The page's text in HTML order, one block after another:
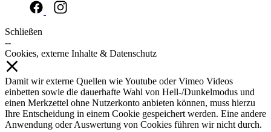
Schließen
--
Cookies, externe Inhalte & Datenschutz
Damit wir externe Quellen wie Youtube oder Vimeo Videos
einbetten sowie die dauerhafte Wahl von Hell-/Dunkelmodus und
einen Merkzettel ohne Nutzerkonto anbieten können, muss hierzu
Ihre Entscheidung in einem Cookie gespeichert werden. Eine andere
Anwendung oder Auswertung von Cookies führen wir nicht durch.